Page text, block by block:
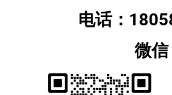
电话：
微信